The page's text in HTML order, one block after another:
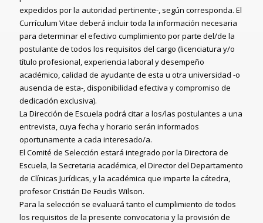
expedidos por la autoridad pertinente-, según corresponda. El
Currículum Vitae deberá incluir toda la información necesaria
para determinar el efectivo cumplimiento por parte del/de la
postulante de todos los requisitos del cargo (licenciatura y/o
título profesional, experiencia laboral y desempeño
académico, calidad de ayudante de esta u otra universidad -o
ausencia de esta-, disponibilidad efectiva y compromiso de
dedicación exclusiva).
La Dirección de Escuela podrá citar a los/las postulantes a una
entrevista, cuya fecha y horario serán informados
oportunamente a cada interesado/a.
El Comité de Selección estará integrado por la Directora de
Escuela, la Secretaria académica, el Director del Departamento
de Clínicas Jurídicas, y la académica que imparte la cátedra,
profesorCristián De Feudis Wilson.
Para la selección se evaluará tanto el cumplimiento de todos
los requisitos de la presente convocatoria y la provisión de